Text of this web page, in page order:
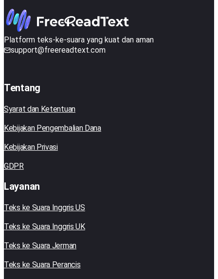
Platform teks-ke-suara yang kuat dan aman
support@freereadtext.com
Tentang
Syarat dan Ketentuan
Kebijakan Pengembalian Dana
Kebijakan Privasi
GDPR
Layanan
Teks ke Suara Inggris US
Teks ke Suara Inggris UK
Teks ke Suara Jerman
Teks ke Suara Perancis